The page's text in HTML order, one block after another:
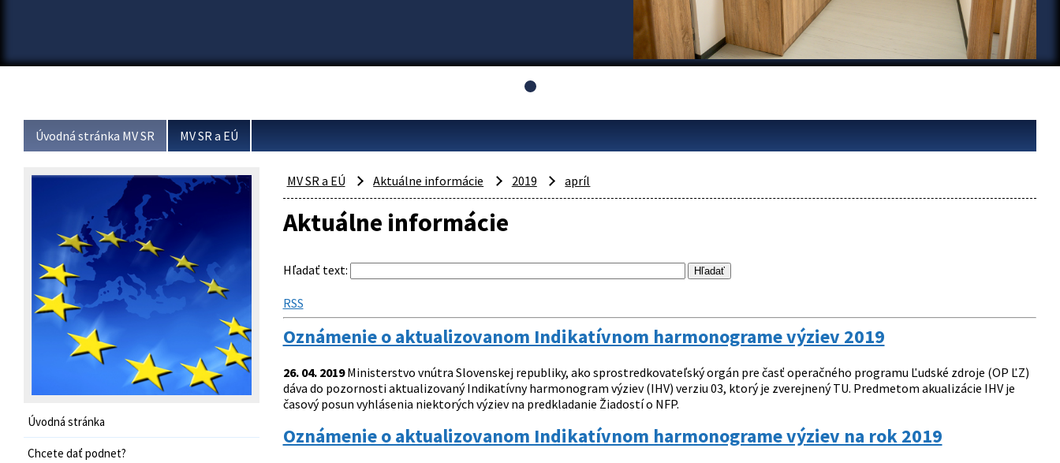
Úvodná stránka MV SR MV SR a EÚ
Úvodná stránka
Chcete dať podnet?
MV SR a EÚ Aktuálne informácie 2019 apríl
Aktuálne informácie
Hľadať text:
RSS
Oznámenie o aktualizovanom Indikatívnom harmonograme výziev 2019
26. 04. 2019Ministerstvo vnútra Slovenskej republiky, ako sprostredkovateľský orgán pre časť operačného programu Ľudské zdroje (OP ĽZ)
dáva do pozornosti aktualizovaný Indikatívny harmonogram výziev (IHV) verziu 03, ktorý je zverejnený TU. Predmetom akualizácie IHV je
časový posun vyhlásenia niektorých výziev na predkladanie Žiadostí o NFP.
Oznámenie o aktualizovanom Indikatívnom harmonograme výziev na rok 2019